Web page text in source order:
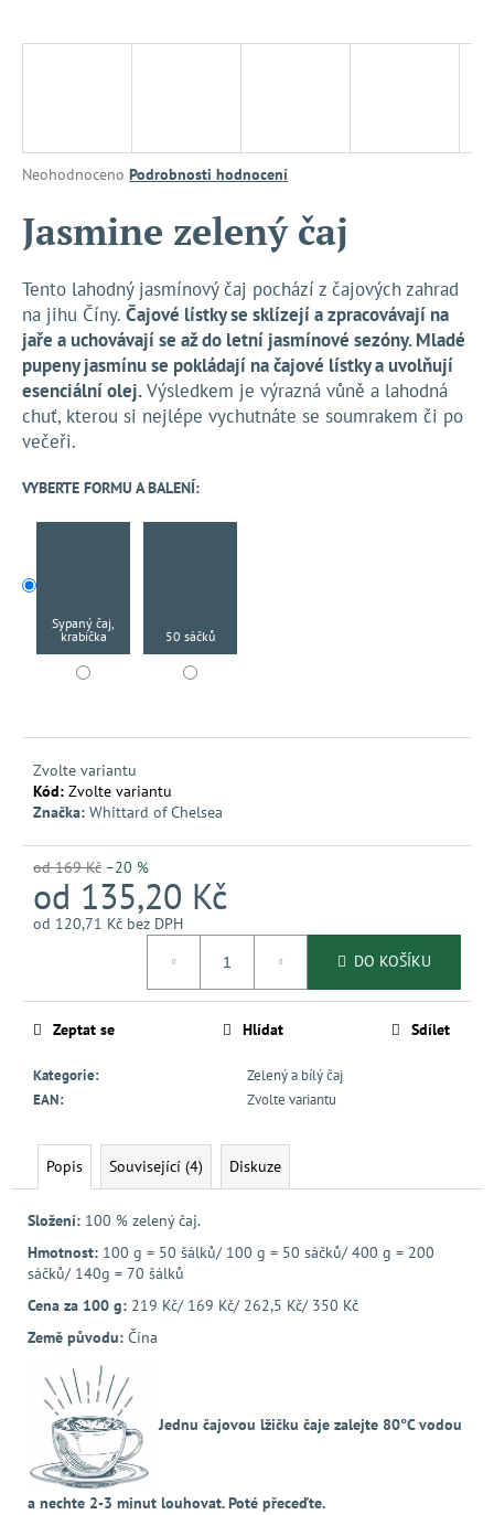
Průměrné
produktu
0,0
z
5
hvězdiček.
Neohodnoceno Podrobnosti hodnocení
Jasmine zelený čaj
Tento lahodný jasmínový čaj pochází z čajových zahrad
na jihu Číny. Čajové lístky se sklízejí a zpracovávají na
jaře a uchovávají se až do letní jasmínové sezóny. Mladé
pupeny jasmínu se pokládají na čajové lístky a uvolňují
esenciální olej.Výsledkem je výrazná vůně a lahodná
chuť, kterou si nejlépe vychutnáte se soumrakem či po
večeři.
VYBERTE FORMU A BALENÍ:
Sypaný čaj,
krabička
50 sáčků
Zvolte variantu
Kód: Zvolte variantu
Značka: Whittard of Chelsea
od 169 Kč –20 %
od 135,20 Kč
od 120,71 Kč bez DPH
DO KOŠÍKU
Kategorie:
Zelený a bílý čaj
EAN: Zvolte variantu
Zeptat se Hlídat Sdílet
Popis Související (4) Diskuze
Složení: 100 % zelený čaj.
Hmotnost: 100 g = 50 šálků/ 100 g = 50 sáčků/ 400 g = 200
sáčků/140g = 70 šálků
Cena za 100 g: 219 Kč/ 169 Kč/ 262,5 Kč/ 350 Kč
Země původu: Čína
Jednu čajovou lžičku čaje zalejte 80°C vodou
a nechte 2-3 minut louhovat. Poté přeceďte.
?
D
o
p
o
r
č
e
m